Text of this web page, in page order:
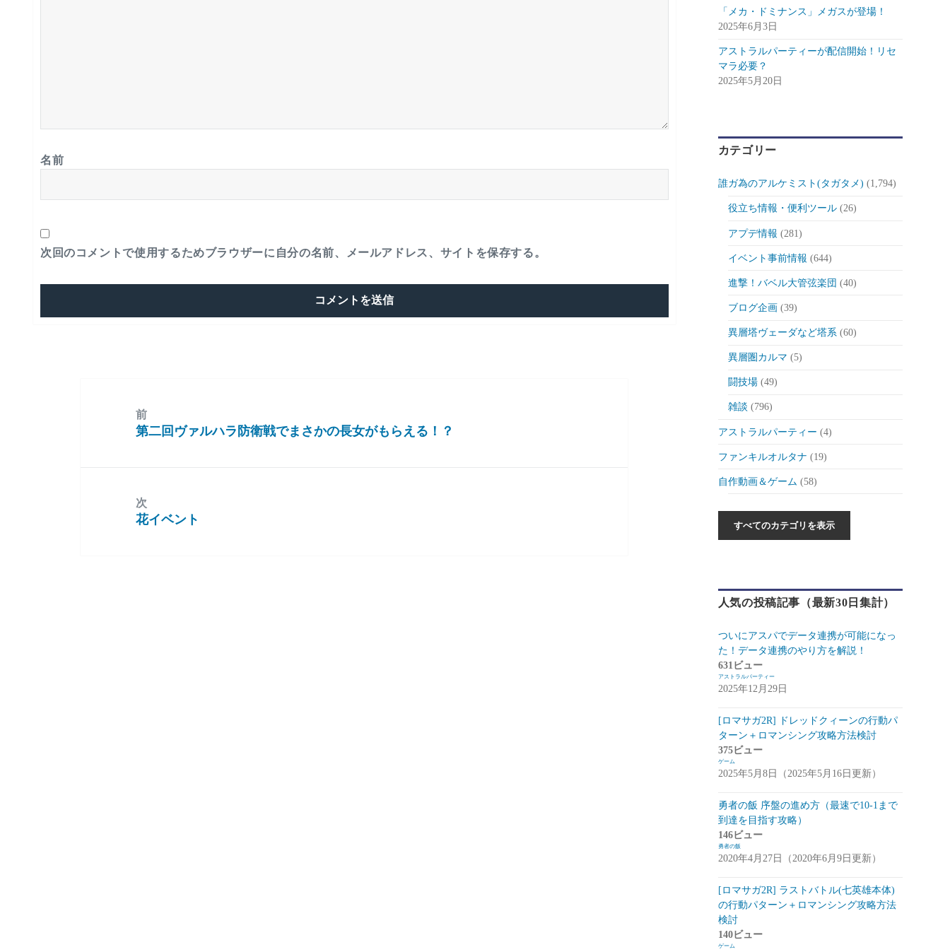
名前
次回のコメントで使用するためブラウザーに自分の名前、メールアドレス、サイトを保存する。
前
前
稿:
第二回ヴァルハラ防衛戦でまさかの長女がもらえる！？
次
次
花イベント
「メカ・ドミナンス」メガスが登場！
2025年6月3日
アストラルパーティーが配信開始！リセ
マラ必要？
2025年5月20日
カテゴリー
誰ガ為のアルケミスト(タガタメ) (1,794)
役立ち情報・便利ツール(26)
アプデ情報 (281)
イベント事前情報 (644)
進撃！バベル大管弦楽団 (40)
ブログ企画 (39)
異層塔ヴェーダなど塔系(60)
異層圏カルマ (5)
闘技場(49)
雑談 (796)
アストラルパーティー (4)
ファンキルオルタナ (19)
自作動画＆ゲーム (58)
自作ゲーム紹介 (6)
ゲーム(175)
スマートフォン(94)
PC (7)
お知らせ(6)
コンパイル (9)
姫プタワー
攻略 (9)
雑談・感想(2)
リーグ・オブ・ワンダーランド(リグワ
ン)(20)
攻略(14)
雑談
崩落のCARNEADES(ホウカル)
人気の投稿記事（最新30日集計）
ついにアスパでデータ連携が可能になっ
た！データ連携のやり方を解説！
631ビュー
アストラルパーティー
2025年12月29日
[ロマサガ2R] ドレッドクィーンの行動パ
ターン＋ロマンシング攻略方法検討
375ビュー
ゲーム
2025年5月8日（2025年5月16日更新）
勇者の飯 序盤の進め方（最速で10-1まで
到達を目指す攻略）
146ビュー
勇者の飯
2020年4月27日（2020年6月9日更新）
[ロマサガ2R] ラストバトル(七英雄本体)
の行動パターン＋ロマンシング攻略方法
検討
140ビュー
ゲーム